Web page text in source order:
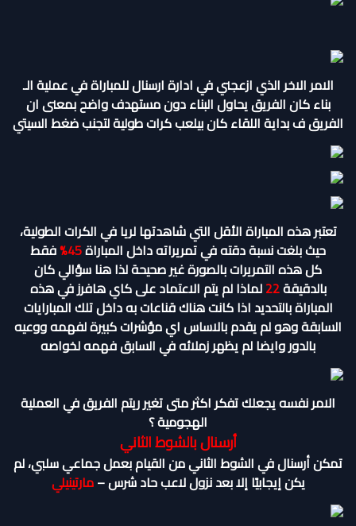
الامر الاخر الذي ازعجني في ادارة ارسنال للمباراة في عملية الـ
بناء كان الفريق يحاول البناء دون مستهدف واضح بمعنى ان
الفريق ف بداية اللقاء كان بيلعب كرات طولية لتجنب ضغط السيتي
تعتبر هذه المباراة الأقل التي شاهدتها لريا في الكرات الطولية،
حيث بلغت نسبة دقته في تمريراته داخل المباراة45% فقط
كل هذه التمريرات بالصورة غير صحيحة لذا هنا سؤالي كان
بالدقيقة22لماذا لم يتم الاعتماد على كاي هافرز في هذه
المباراة بالتحديد اذا كانت هناك قناعات به داخل تلك المبارايات
السابقة وهو لم يقدم بالاساس اي مؤشرات كبيرة لفهمه ووعيه
بالدور وايضا لم يظهر زملائه في السابق فهمه لخواصه
الامر نفسه يجعلك تفكر اكثر متى تغير ريتم الفريق في العملية
الهجومية ؟
أرسنال بالشوط الثاني
تمكن أرسنال في الشوط الثاني من القيام بعمل جماعي سلبي، لم
يكن إيجابيًا إلا بعد نزول لاعب حاد شرس –مارتينيلي